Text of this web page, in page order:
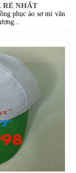
RẺ NHẤT
phục áo sơ mi văn